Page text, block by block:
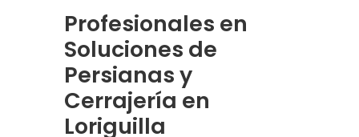
Profesionales en
Soluciones de
Persianas y
Cerrajería en
Loriguilla